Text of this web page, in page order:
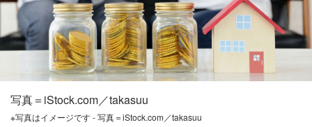
写真＝iStock.com／takasuu
※写真はイメージです - 写真＝iStock.com／takasuu